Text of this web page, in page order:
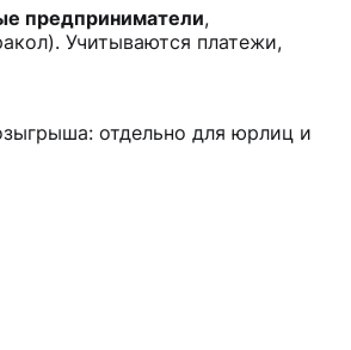
предприниматели,
Учитываются платежи,
отдельно для юрлиц и